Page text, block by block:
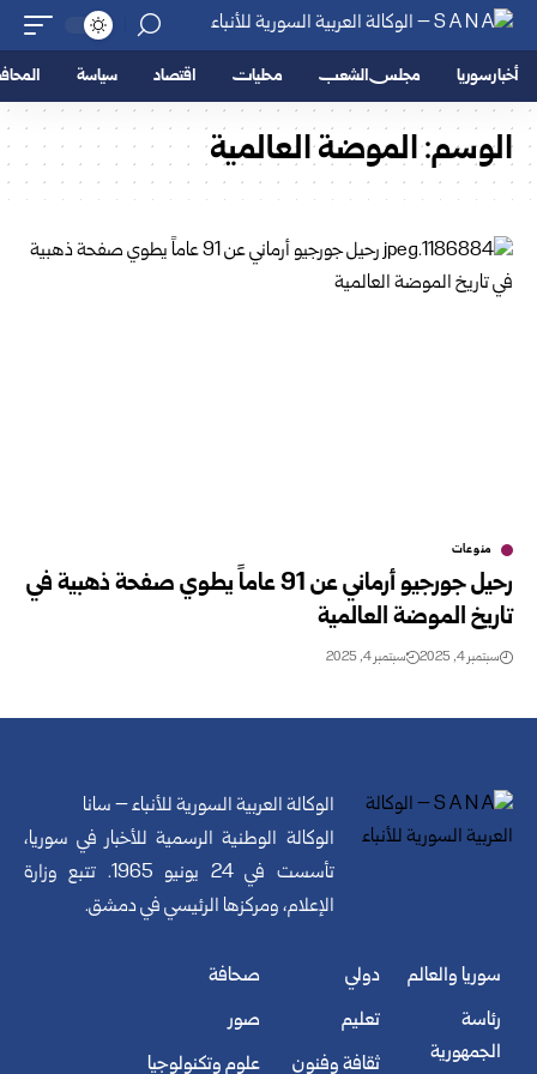
أخبار سوريا مجلس الشعب محليات اقتصاد سياسة
الوسم:الموضة العالمية
منوعات
رحيل جورجيو أرماني عن 91 عاماً يطوي صفحة ذهبية في
تاريخ الموضة العالمية
سبتمبر 4, 2025 سبتمبر 4, 2025
الوكالة العربية السورية للأنباء – سانا
الوكالة الوطنية الرسمية للأخبار في سوريا،
تأسست في 24 يونيو 1965. تتبع وزارة
الإعلام، ومركزها الرئيسي في دمشق.
سوريا والعالم
رئاسة
الجمهورية
دولي
تعليم
ثقافة وفنون
صحافة
صور
علوم وتكنولوجيا